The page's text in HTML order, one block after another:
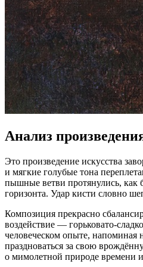
Анализ
Это произведение искусства
и мягкие голубые тона
пышные ветви протянулись, как
горизонта. Удар кисти словно
Композиция прекрасно
воздействие — горьковато-
человеческом опыте, напоминая
праздноваться за свою
о мимолетной природе